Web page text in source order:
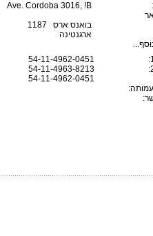
Ave. Cordoba 3016, !B
בואנס ארס 1187
ארגנטינה
54-11-4962-0451
54-11-4963-8213
54-11-4962-0451